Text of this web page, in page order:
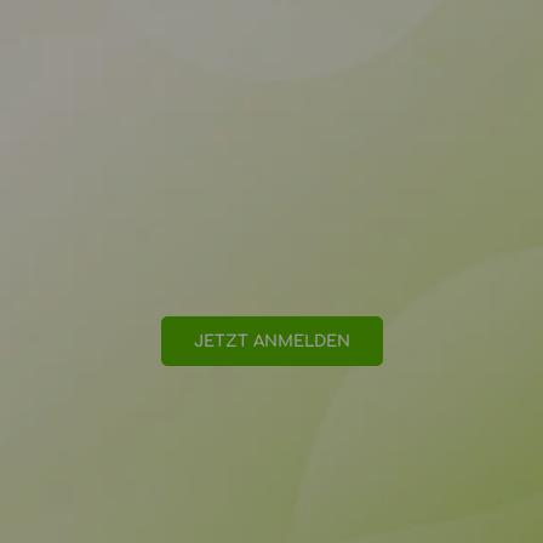
JETZT ANMELDEN